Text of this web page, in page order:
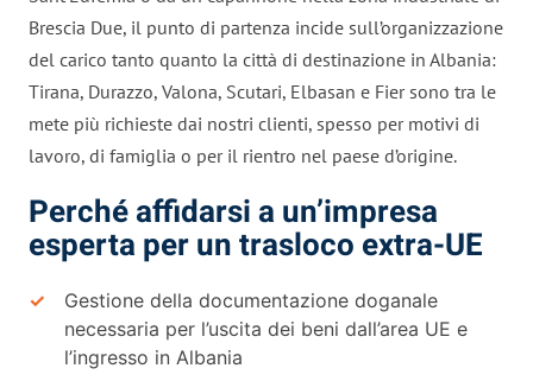
Brescia Due, il punto di partenza incide sull’organizzazione
del carico tanto quanto la città di destinazione in Albania:
Tirana, Durazzo, Valona, Scutari, Elbasan e Fier sono tra le
mete più richieste dai nostri clienti, spesso per motivi di
lavoro, di famiglia o per il rientro nel paese d’origine.
Perché affidarsi a un’impresa
esperta per un trasloco extra-UE
Gestione della documentazione doganale
necessaria per l’uscita dei beni dall’area UE e
l’ingresso in Albania